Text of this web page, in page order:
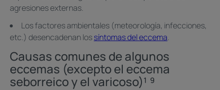
agresiones externas.
Los factores ambientales (meteorología, infecciones,
etc.) desencadenan lossíntomas del eccema.
Causas comunes de algunos
eccemas (excepto el eccema
seborreico y el varicoso)¹ ⁹